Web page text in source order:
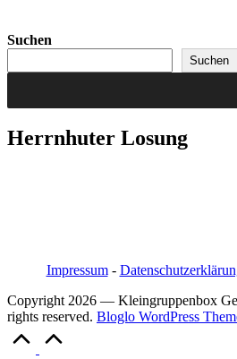
Suchen
Suchen
Herrnhuter Losung
Impressum-
Copyright 2026 — Kleingruppenbox
rights reserved. Bloglo WordPress